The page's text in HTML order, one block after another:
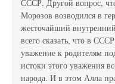
СССР. Другой вопрос,
Морозов возводился в
жесточайший
всего сказать, что в
уважение к родителям
истоки этого уважения
народа. И в этом Алла